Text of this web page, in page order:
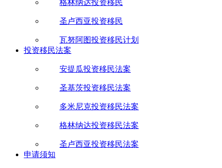
格林纳达投资移民
圣卢西亚投资移民
瓦努阿图投资移民计划
投资移民法案
安提瓜投资移民法案
圣基茨投资移民法案
多米尼克投资移民法案
格林纳达投资移民法案
圣卢西亚投资移民法案
申请须知